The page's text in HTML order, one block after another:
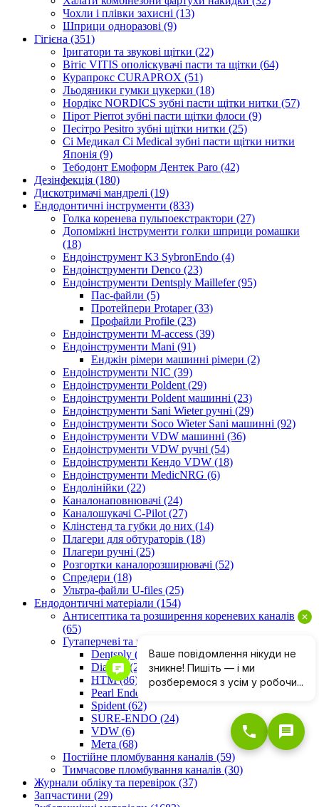
Чохли і плівки захисні (13)
Шприци одноразові (9)
Гігієна (351)
Іригатори та звукові щітки (22)
Вітіс VITIS ополіскувачі пасти та щітки (64)
Курапрокс CURAPROX (51)
Льодяники гумки цукерки (18)
Нордікс NORDICS зубні пасти щітки нитки (57)
Пірот Pierrot зубні пасти щітки флоси (9)
Песітро Pesitro зубні щітки нитки (25)
Сі Медикал Ci Medical зубні пасти щітки нитки
Японія (9)
Тебодонт Емоформ Дентек Paro (42)
Дезінфекція (180)
Дискотримачі мандрелі (19)
Ендодонтичні інструменти (833)
Голка коренева пульпоекстрактори (27)
Допоміжні інструменти голки шприци ромашки
(18)
Ендоінструмент K3 SybronEndo (4)
Ендоінструменти Denco (23)
Ендоінструменти Dentsply Maillefer (95)
Пас-файли (5)
Протейпери Protaper (33)
Профайли Profile (23)
Ендоінструменти M-access (39)
Ендоінструменти Mani (91)
Енджін рімери машинні рімери (2)
Ендоінструменти NIC (39)
Ендоінструменти Poldent (29)
Ендоінструменти Poldent машинні (23)
Ендоінструменти Sani Wieter ручні (29)
Ендоінструменти Soco Wieter Sani машинні (92)
Ендоінструменти VDW машинні (36)
Ендоінструменти VDW ручні (54)
Ендоінструменти Кендо VDW (18)
Ендоінструменти МedicNRG (6)
Ендолінійки (22)
Каналонаповнювачі (24)
Каналошукачі C-Pilot (27)
Клінстенд та губки до них (14)
Плагери для обтураторів (18)
Плагери ручні (25)
Розгортки каналорозширювачі (52)
Спредери (18)
Ультра-файли U-files (25)
Ендодонтичні матеріали (154)
Антисептика та розширення кореневих каналів
(65)
Гутаперчеві та паперові штифти (318)
Dentsply (20)
Diadent (25)
HTM (86)
Pearl Endopia (25)
Spident (62)
SURE-ENDO (24)
VDW (6)
Мета (68)
Постійне пломбування каналів (59)
Тимчасове пломбування каналів (30)
Журнали обліку та перевірок (37)
Запчастини (29)